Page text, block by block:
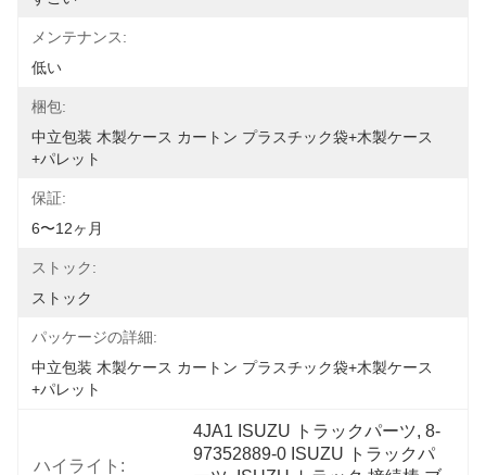
メンテナンス:
低い
梱包:
中立包装 木製ケース カートン プラスチック袋+木製ケース
+パレット
保証:
6〜12ヶ月
ストック:
ストック
パッケージの詳細:
中立包装 木製ケース カートン プラスチック袋+木製ケース
+パレット
ハイライト:
4JA1 ISUZU トラックパーツ, 8-
97352889-0 ISUZU トラックパ